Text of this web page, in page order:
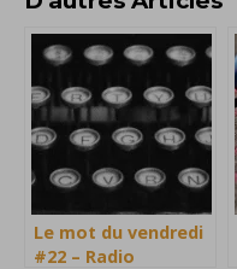
Le mot du vendredi
#22 – Radio